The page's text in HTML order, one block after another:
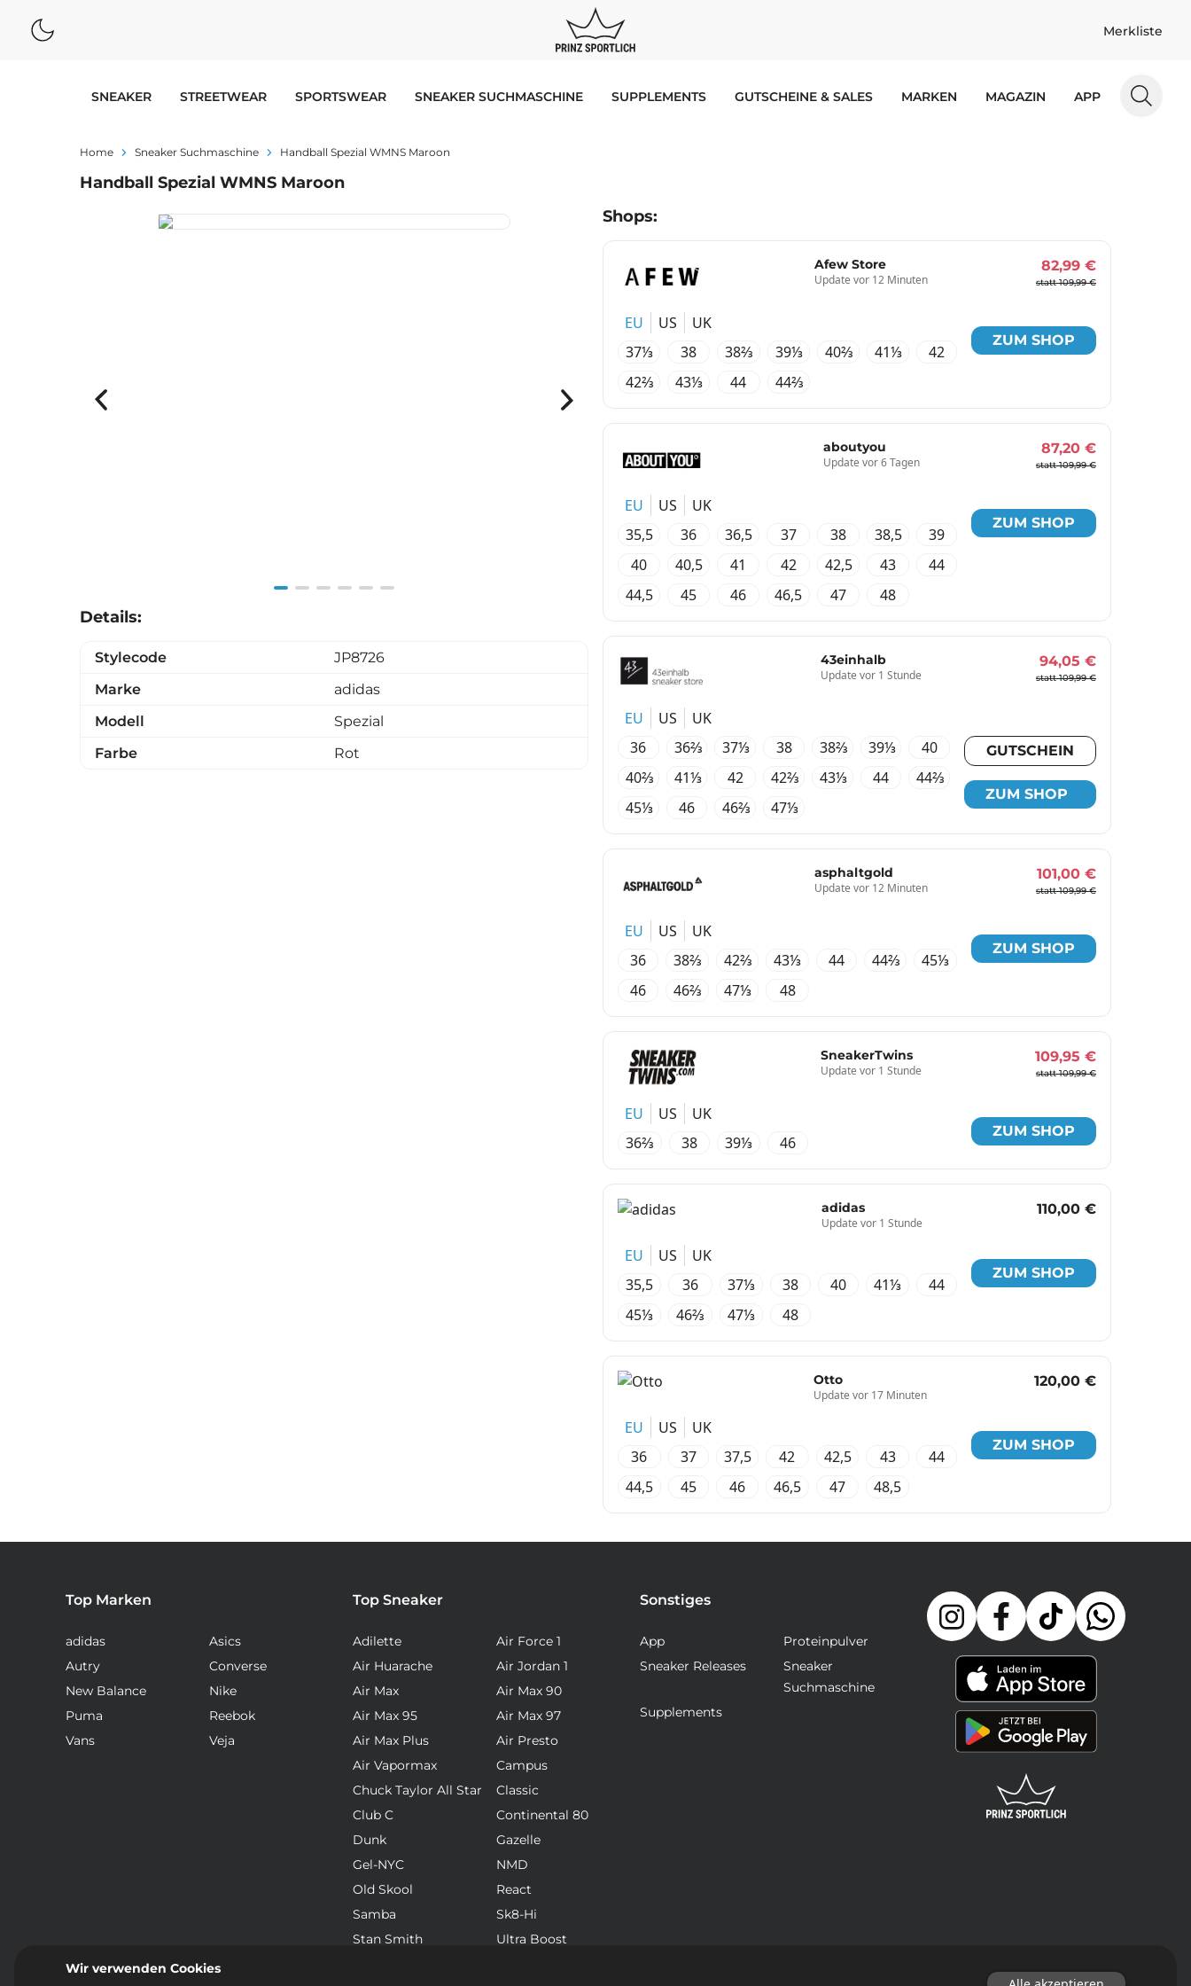
Merkliste
SNEAKER STREETWEAR SPORTSWEAR SNEAKER SUCHMASCHINE SUPPLEMENTS GUTSCHEINE & SALES MARKEN MAGAZIN APP
Home Sneaker Suchmaschine Handball Spezial WMNS Maroon
Handball Spezial WMNS Maroon
6
Shops:
Afew Store
Update vor 12 Minuten
82,99 €
statt 109,99 €
EU US
UK
37⅓
38 38⅔ 39⅓ 40⅔ 41⅓
42
42⅔
43⅓ 44 44⅔
ZUM SHOP
aboutyou
Update vor 6 Tagen
87,20 €
statt 109,99 €
EU US
UK
35,5
36 36,5 37 38 38,5
39
40
40,5 41 42 42,5 43
44
44,5
45 46 46,5 47 48
ZUM SHOP
43einhalb
Update vor 1 Stunde
94,05 €
statt 109,99 €
EU US
UK
36
36⅔ 37⅓ 38 38⅔ 39⅓
40
40⅔
41⅓ 42 42⅔ 43⅓ 44
44⅔
45⅓
46 46⅔ 47⅓
GUTSCHEIN
ZUM SHOP
asphaltgold
Update vor 12 Minuten
101,00 €
statt 109,99 €
EU US
UK
36
38⅔ 42⅔ 43⅓ 44 44⅔
45⅓
46
46⅔ 47⅓ 48
ZUM SHOP
SneakerTwins
Update vor 1 Stunde
109,95 €
statt 109,99 €
EU US
UK
36⅔
38 39⅓ 46
ZUM SHOP
adidas
Update vor 1 Stunde
110,00 €
EU US
UK
35,5
36 37⅓ 38 40 41⅓
44
45⅓
46⅔ 47⅓ 48
ZUM SHOP
Otto
Update vor 17 Minuten
120,00 €
EU US
UK
36
37 37,5 42 42,5 43
44
44,5
45 46 46,5 47 48,5
ZUM SHOP
Details:
Stylecode
JP8726
Marke
adidas
Modell
Spezial
Farbe
Rot
Top Marken
adidas
Asics
Autry
Converse
New Balance
Nike
Puma
Reebok
Vans
Veja
Top Sneaker
Adilette
Air Force 1
Air Huarache
Air Jordan 1
Air Max
Air Max 90
Air Max 95
Air Max 97
Air Max Plus
Air Presto
Air Vapormax
Campus
Chuck Taylor All Star
Classic
Club C
Continental 80
Dunk
Gazelle
Gel-NYC
NMD
Old Skool
React
Samba
Sk8-Hi
Stan Smith
Ultra Boost
Sonstiges
App
Proteinpulver
Sneaker Releases
Sneaker
Suchmaschine
Supplements
Wir verwenden Cookies